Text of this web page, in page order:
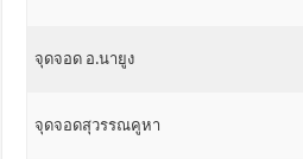
จุดจอด อ.นายูง
จุดจอดสุวรรณคูหา